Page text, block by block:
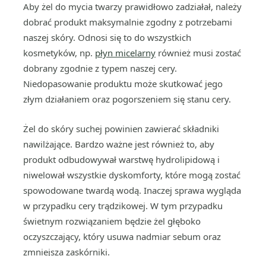
Aby żel do mycia twarzy prawidłowo zadziałał, należy
dobrać produkt maksymalnie zgodny z potrzebami
naszej skóry. Odnosi się to do wszystkich
kosmetyków, np. płyn micelarny również musi zostać
dobrany zgodnie z typem naszej cery.
Niedopasowanie produktu może skutkować jego
złym działaniem oraz pogorszeniem się stanu cery.
Żel do skóry suchej powinien zawierać składniki
nawilżające. Bardzo ważne jest również to, aby
produkt odbudowywał warstwę hydrolipidową i
niwelował wszystkie dyskomforty, które mogą zostać
spowodowane twardą wodą. Inaczej sprawa wygląda
w przypadku cery trądzikowej. W tym przypadku
świetnym rozwiązaniem będzie żel głęboko
oczyszczający, który usuwa nadmiar sebum oraz
zmniejsza zaskórniki.